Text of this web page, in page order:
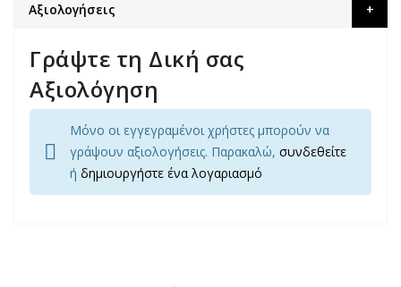
Αξιολογήσεις
Γράψτε τη Δική σας
Αξιολόγηση
Μόνο οι εγγεγραμένοι χρήστες μπορούν να
γράψουν αξιολογήσεις. Παρακαλώ, συνδεθείτε
ή δημιουργήστε ένα λογαριασμό